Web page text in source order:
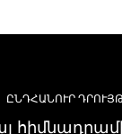
ԸՆԴՀԱՆՈՒՐ